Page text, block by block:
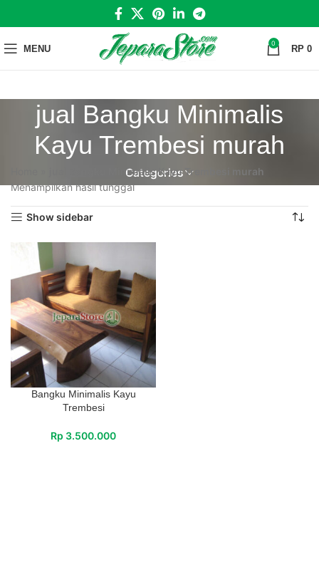
MENU 0 RP 0
jual Bangku Minimalis
Kayu Trembesi murah
Categories
jual Bangku Minimalis Kayu Trembesi murah
Menampilkan hasil tunggal
Show sidebar
Bangku Minimalis Kayu
Trembesi
Rp 3.500.000